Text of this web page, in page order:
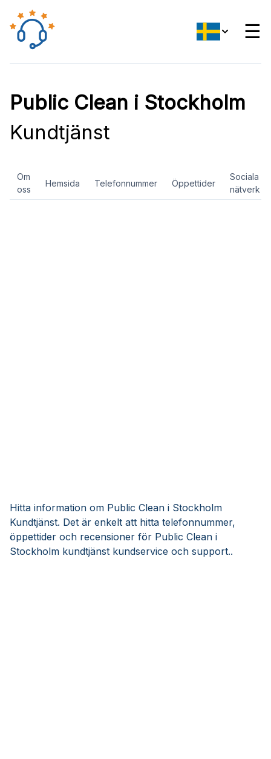
☰
Public Clean i Stockholm
Kundtjänst
Om
oss
Hemsida Telefonnummer Öppettider
Sociala
nätverk
Hitta information om Public Clean i Stockholm
Kundtjänst. Det är enkelt att hitta telefonnummer,
öppettider och recensioner för Public Clean i
Stockholm kundtjänst kundservice och support..